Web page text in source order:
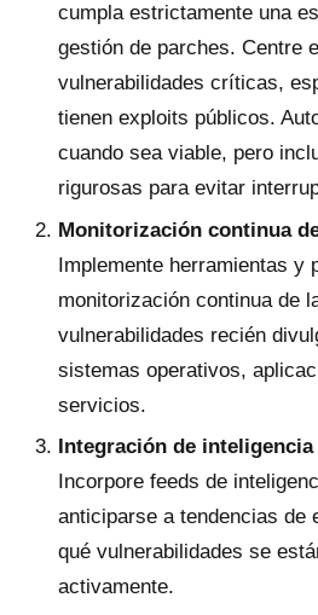
cumpla estrictamente una
gestión de parches. Centre
vulnerabilidades críticas,
tienen exploits públicos.
cuando sea viable, pero
rigurosas para evitar
Monitorización continua
Implemente herramientas y
monitorización continua de
vulnerabilidades recién
sistemas operativos,
servicios.
Integración de inteligencia
Incorpore feeds de
anticiparse a tendencias de
qué vulnerabilidades se
activamente.